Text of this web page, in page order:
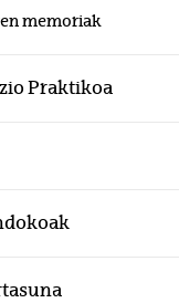
memoriak
Praktikoa